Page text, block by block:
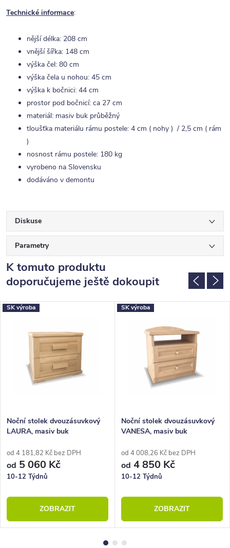
Technické informace:
nější délka: 208 cm
vnější šířka: 148 cm
výška čel: 80 cm
výška čela u nohou: 45 cm
výška k bočnici: 44 cm
prostor pod bočnicí: ca 27 cm
materiál: masiv buk průběžný
tloušťka materiálu rámu postele: 4 cm ( nohy ) / 2,5 cm ( rám
)
nosnost rámu postele: 180 kg
vyrobeno na Slovensku
dodáváno v demontu
Diskuse
Parametry
K tomuto produktu
doporučujeme ještě dokoupit
SK výroba
Noční stolek dvouzásuvkový
LAURA, masiv buk
od 4 181,82 Kč bez DPH
od 5 060 Kč
10-12 Týdnů
ZOBRAZIT
SK výroba
Noční stolek dvouzásuvkový
VANESA, masiv buk
od 4 008,26 Kč bez DPH
od 4 850 Kč
10-12 Týdnů
ZOBRAZIT